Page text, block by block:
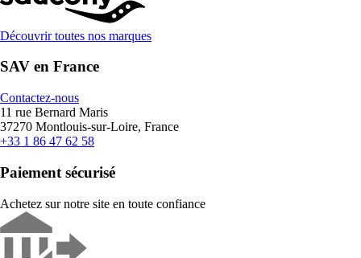
Découvrir toutes nos marques
SAV en France
Contactez-nous
11 rue Bernard Maris
37270 Montlouis-sur-Loire, France
+33 1 86 47 62 58
Paiement sécurisé
Achetez sur notre site en toute confiance